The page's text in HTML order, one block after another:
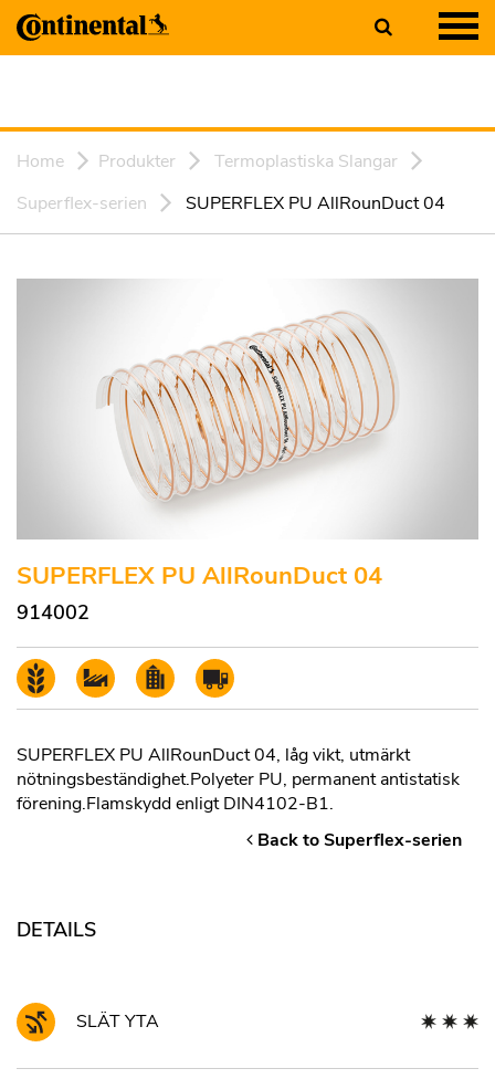
Home Produkter
Termoplastiska Slangar
Superflex-serien
SUPERFLEX PU AllRounDuct 04
SUPERFLEX PU AllRounDuct 04
914002
SUPERFLEX PU AllRounDuct 04, låg vikt, utmärkt
nötningsbeständighet.Polyeter PU, permanent antistatisk
förening.Flamskydd enligt DIN4102-B1.
Back to Superflex-serien
DETAILS
SLÄT YTA